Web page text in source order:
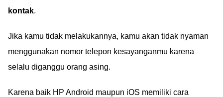
kontak.
Jika kamu tidak melakukannya, kamu akan tidak nyaman
menggunakan nomor telepon kesayanganmu karena
selalu diganggu orang asing.
Karena baik HP Android maupun iOS memiliki cara